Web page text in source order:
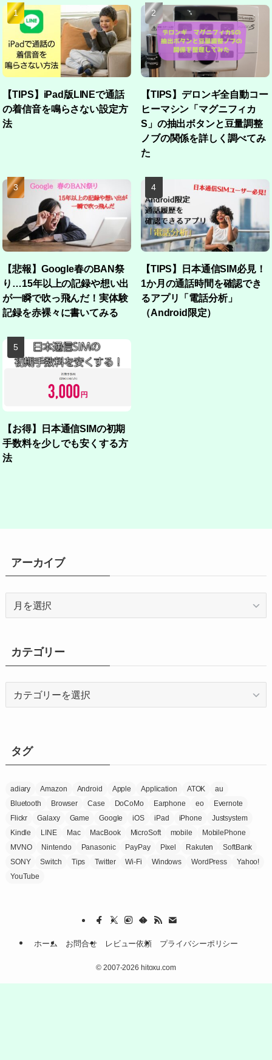
【TIPS】iPad版LINEで通話
の着信音を鳴らさない設定方
法
【TIPS】デロンギ全自動コー
ヒーマシン「マグニフィカ
S」の抽出ボタンと豆量調整
ノブの関係を詳しく調べてみ
た
【悲報】Google春のBAN祭
り…15年以上の記録や想い出
が一瞬で吹っ飛んだ！実体験
記録を赤裸々に書いてみる
【TIPS】日本通信SIM必見！
1か月の通話時間を確認でき
るアプリ「電話分析」
（Android限定）
【お得】日本通信SIMの初期
手数料を少しでも安くする方
法
アーカイブ
ブ
カテゴリー
ータグ
adiary Amazon Android Apple Application ATOK
au
Bluetooth
Browser Case DoCoMo Earphone eo
Evernote
Flickr
Galaxy Game Google iOS iPad iPhone
Justsystem
Kindle
LINE Mac MacBook MicroSoft mobile
MobilePhone
MVNO
Nintendo Panasonic PayPay Pixel Rakuten
SoftBank
SONY
Switch Tips Twitter Wi-Fi Windows WordPress
Yahoo!
YouTube
ホーム お問合せ レビュー依頼 プライバシーポリシー
© 2007-2026 hitoxu.com